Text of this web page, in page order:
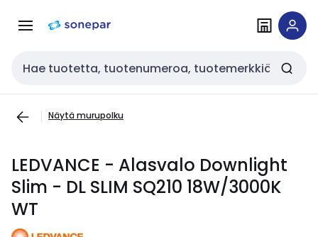
navigointiinsisältöön
Haku
Näytä murupolku
LEDVANCE - Alasvalo Downlight
Slim - DL SLIM SQ210 18W/3000K
WT